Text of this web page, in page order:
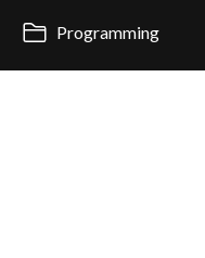
Programming